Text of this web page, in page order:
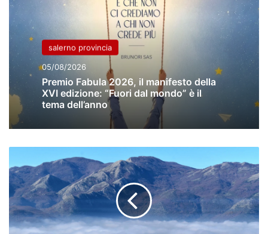
salerno provincia
05/08/2026
Premio Fabula 2026, il manifesto della
XVI edizione: “Fuori dal mondo” è il
tema dell’anno
SOCIALE
VALLO
DI
DIANO
TANAGRO
ALBURNI